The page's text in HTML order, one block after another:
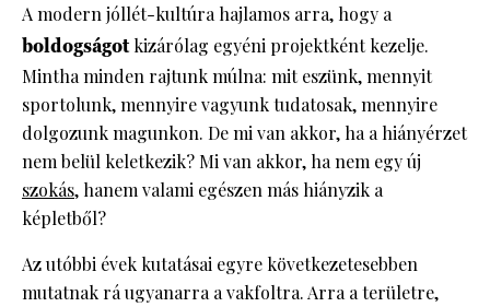
A modern jóllét-kultúra hajlamos arra, hogy a
boldogságot kizárólag egyéni projektként kezelje.
Mintha minden rajtunk múlna: mit eszünk, mennyit
sportolunk, mennyire vagyunk tudatosak, mennyire
dolgozunk magunkon. De mi van akkor, ha a hiányérzet
nem belül keletkezik? Mi van akkor, ha nem egy új
szokás, hanem valami egészen más hiányzik a
képletből?
Az utóbbi évek kutatásai egyre következetesebben
mutatnak rá ugyanarra a vakfoltra. Arra a területre,